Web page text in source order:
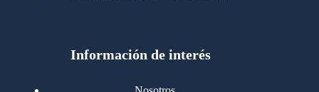
Motores Cummins 723
Información de interés